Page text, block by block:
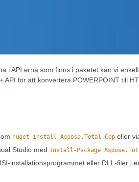
i API:erna som finns i paketet kan vi enkelt
API för att konvertera POWERPOINT till
nuget install Aspose.Total.Cpp eller
Studio med Install-Package
installationsprogrammet eller DLL-filer i